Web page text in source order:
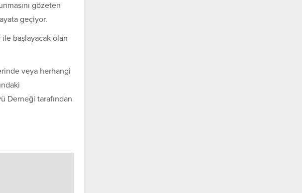
gözeten
geçiyor.
başlayacak olan
veya herhangi
Derneği tarafından